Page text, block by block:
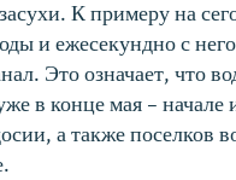
К примеру на
и ежесекундно с
Это означает, что
в конце мая –
а также поселков